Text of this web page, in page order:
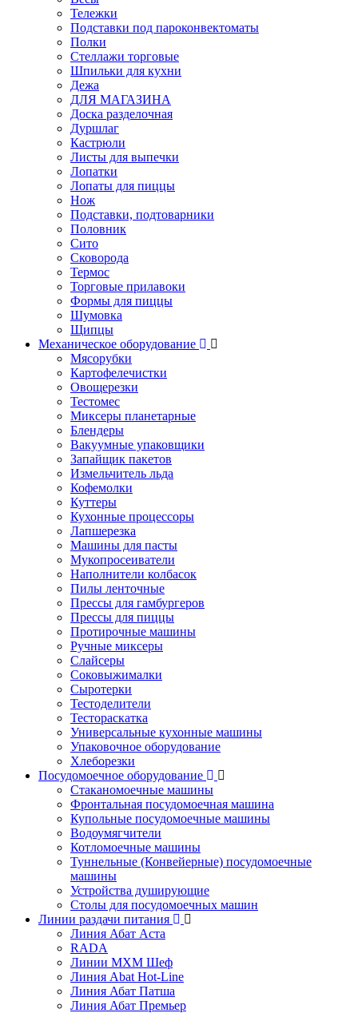
Тележки
Подставки под пароконвектоматы
Полки
Стеллажи торговые
Шпильки для кухни
Дежа
ДЛЯ МАГАЗИНА
Доска разделочная
Дуршлаг
Кастрюли
Листы для выпечки
Лопатки
Лопаты для пиццы
Нож
Подставки, подтоварники
Половник
Сито
Сковорода
Термос
Торговые прилавоки
Формы для пиццы
Шумовка
Щипцы
Механическое оборудование
Мясорубки
Картофелечистки
Овощерезки
Тестомес
Миксеры планетарные
Блендеры
Вакуумные упаковщики
Запайщик пакетов
Измельчитель льда
Кофемолки
Куттеры
Кухонные процессоры
Лапшерезка
Машины для пасты
Мукопросеиватели
Наполнители колбасок
Пилы ленточные
Прессы для гамбургеров
Прессы для пиццы
Протирочные машины
Ручные миксеры
Слайсеры
Соковыжималки
Сыротерки
Тестоделители
Тестораскатка
Универсальные кухонные машины
Упаковочное оборудование
Хлеборезки
Посудомоечное оборудование
Стаканомоечные машины
Фронтальная посудомоечная машина
Купольные посудомоечные машины
Водоумягчители
Котломоечные машины
Туннельные (Конвейерные) посудомоечные
машины
Устройства душирующие
Столы для посудомоечных машин
Линии раздачи питания
Линия Абат Аста
RADA
Линии МХМ Шеф
Линия Abat Hot-Line
Линия Абат Патша
Линия Абат Премьер